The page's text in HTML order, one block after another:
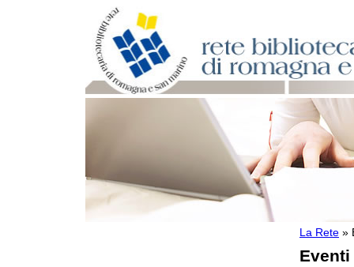
La Rete »
Eventi